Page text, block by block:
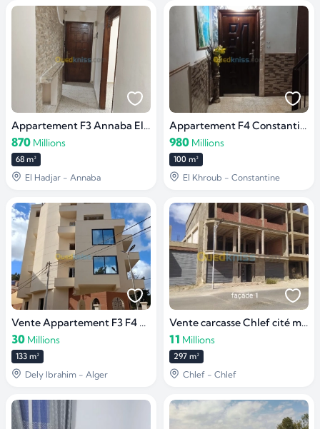
Appartement F3 Annaba El hadjar
870 Millions
68 m²
El Hadjar - Annaba
Appartement F4 Constantine El khroub
980 Millions
100 m²
El Khroub - Constantine
Vente Appartement F3 F4 Alger Dely brahim
30 Millions
133 m²
Dely Ibrahim - Alger
Vente carcasse Chlef cité merah
11 Millions
297 m²
Chlef - Chlef